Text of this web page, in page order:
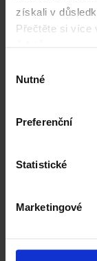
získali v
Přečtěte si více
souhlasu
Nutné
Preferenční
Statistické
Marketingové
Fasáda Terca